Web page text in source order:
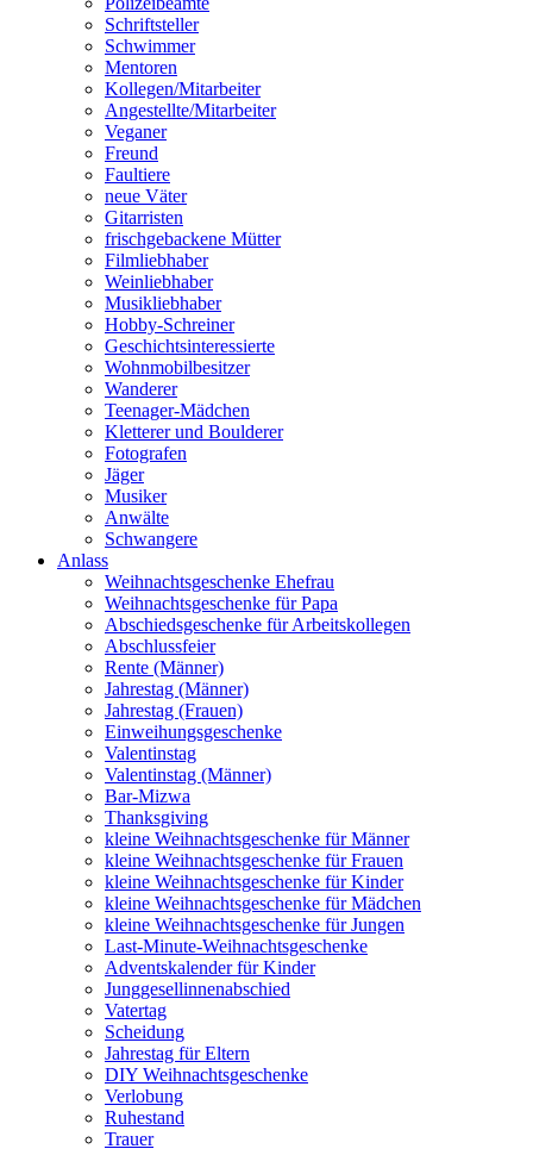
Schriftsteller
Schwimmer
Mentoren
Kollegen/Mitarbeiter
Angestellte/Mitarbeiter
Veganer
Freund
Faultiere
neue Väter
Gitarristen
frischgebackene Mütter
Filmliebhaber
Weinliebhaber
Musikliebhaber
Hobby-Schreiner
Geschichtsinteressierte
Wohnmobilbesitzer
Wanderer
Teenager-Mädchen
Kletterer und Boulderer
Fotografen
Jäger
Musiker
Anwälte
Schwangere
Anlass
Weihnachtsgeschenke Ehefrau
Weihnachtsgeschenke für Papa
Abschiedsgeschenke für Arbeitskollegen
Abschlussfeier
Rente (Männer)
Jahrestag (Männer)
Jahrestag (Frauen)
Einweihungsgeschenke
Valentinstag
Valentinstag (Männer)
Bar-Mizwa
Thanksgiving
kleine Weihnachtsgeschenke für Männer
kleine Weihnachtsgeschenke für Frauen
kleine Weihnachtsgeschenke für Kinder
kleine Weihnachtsgeschenke für Mädchen
kleine Weihnachtsgeschenke für Jungen
Last-Minute-Weihnachtsgeschenke
Adventskalender für Kinder
Junggesellinnenabschied
Vatertag
Scheidung
Jahrestag für Eltern
DIY Weihnachtsgeschenke
Verlobung
Ruhestand
Trauer